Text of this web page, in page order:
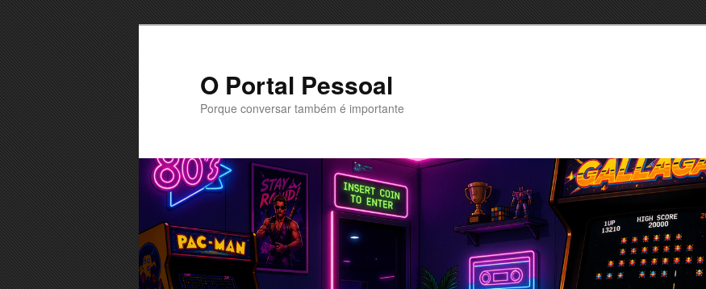
O Portal Pessoal
Porque conversar também é importante